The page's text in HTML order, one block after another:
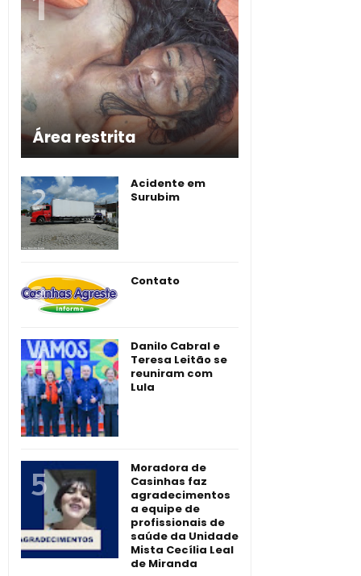
Área restrita
Acidente em
Surubim
Contato
Danilo Cabral e
Teresa Leitão se
reuniram com
Lula
Moradora de
Casinhas faz
agradecimentos
a equipe de
profissionais de
saúde da Unidade
Mista Cecília Leal
de Miranda